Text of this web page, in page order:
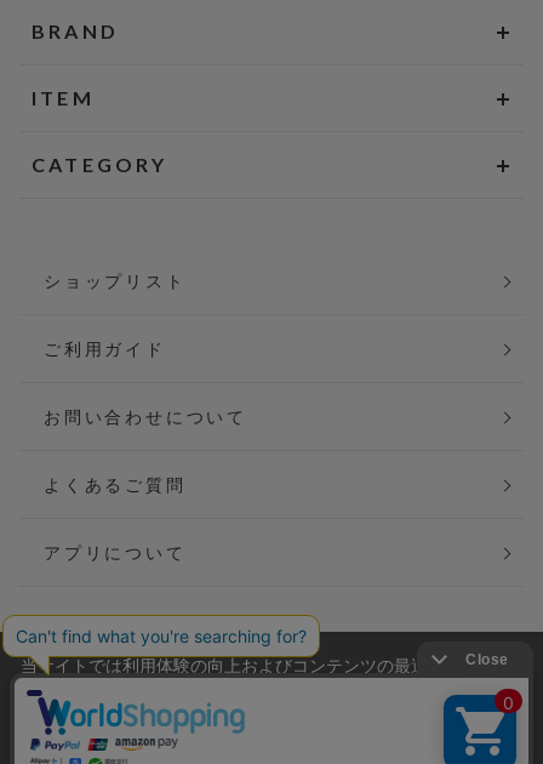
BRAND
ITEM
CATEGORY
ショップリスト
ご利用ガイド
お問い合わせについて
よくあるご質問
アプリについて
会社概要
ご利用規約
当サイトでは利用体験の向上およびコンテンツの最適な提供、ト
ラフィックの分析を目的としてCookieを使用しています。
サイトの閲覧を継続された場合、Cookieの利用に同意したことも
のといたします。